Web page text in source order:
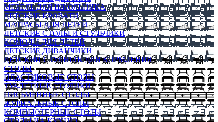
МЕБЕЛЬ ДЛЯ ШКОЛЬНИКА
ДЕТСКИЕ КРОВАТИ
МАТРАСЫ ДЛЯ ДЕТЕЙ
ДЕТСКИЕ СТОЛЫ И СТУЛЬЧИКИ
КОМОДЫ ДЛЯ ДЕТЕЙ
ДЕТСКИЕ ДИВАНЧИКИ
ДЕТСКИЙ СТУЛЬЧИК ДЛЯ КОРМЛЕНИЯ
СТОЛЫ
ПЛАСТИКОВЫЕ СТОЛЫ
ТУАЛЕТНЫЕ СТОЛИКИ
ПИСЬМЕННЫЕ СТОЛЫ
ЖУРНАЛЬНЫЕ СТОЛЫ
КОМПЬЮТЕРНЫЕ СТОЛЫ